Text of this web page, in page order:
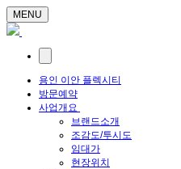
MENU
용인 이안 플렉시티
방문예약
사업개요
브랜드소개
조감도/투시도
임대가
현장위치